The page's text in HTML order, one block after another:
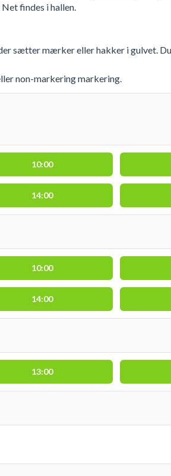
findes i hallen.
sætter mærker eller hakker i gulvet.
non-markering markering.
10:00
14:00
10:00
14:00
13:00